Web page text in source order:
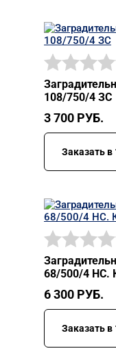
108/750/4 ЗС
3 700 РУБ.
Заказать в
68/500/4 НС.
6 300 РУБ.
Заказать в